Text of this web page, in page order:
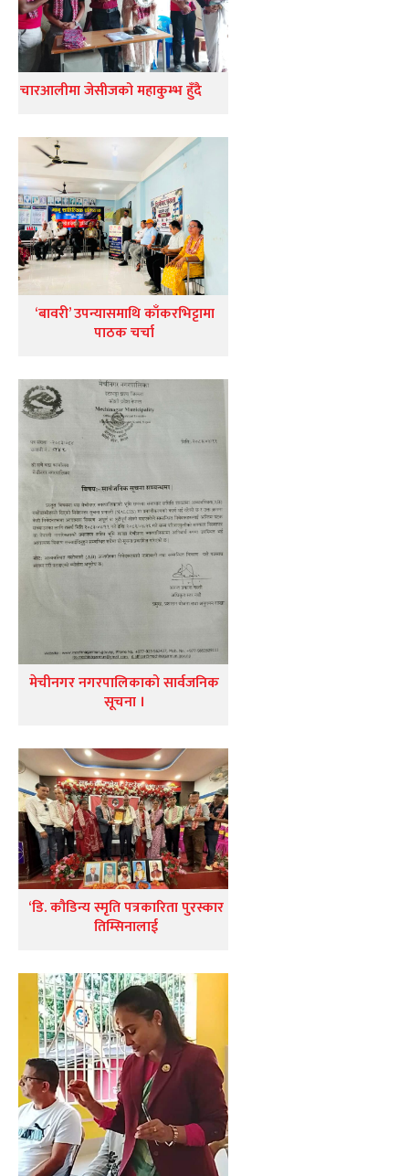
चारआलीमा जेसीजको महाकुम्भ हुँदै
‘बावरी’ उपन्यासमाथि काँकरभिट्टामा
पाठक चर्चा
मेचीनगर नगरपालिकाको सार्वजनिक
सूचना ।
‘डि. कौडिन्य स्मृति पत्रकारिता पुरस्कार
तिम्सिनालाई